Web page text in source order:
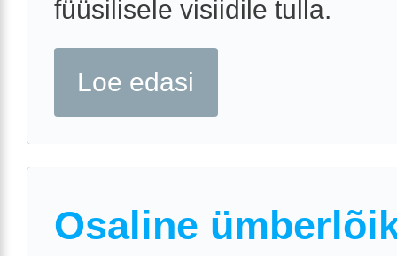
füüsilisele visiidile tulla.
Loe edasi
Osaline